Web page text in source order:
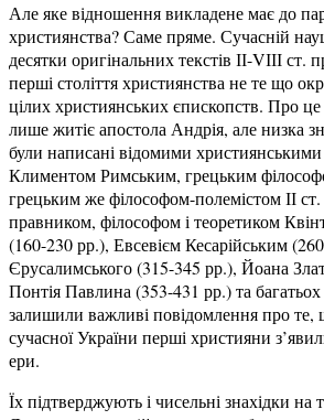
Але яке відношення викладене має до
християнства? Саме пряме. Сучасній
десятки оригінальних текстів ІІ-VІІІ ст.
перші століття християнства не те що
цілих християнських єпископств. Про це
лише житіє апостола Андрія, але низка
були написані відомими
Климентом Римським, грецьким
грецьким же філософом-полемістом ІІ
правником, філософом і теоретиком
(160-230 рр.), Евсевієм Кесарійським
Єрусалимського (315-345 рр.), Йоана
Понтія Павлина (353-431 рр.) та
залишили важливі повідомлення про те,
сучасної України перші християни
ери.
Їх підтверджують і чисельні знахідки на